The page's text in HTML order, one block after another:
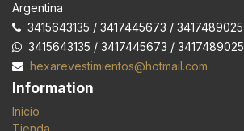
Argentina
3415643135 / 3417445673 / 3417489025
3415643135 / 3417445673 / 3417489025
hexarevestimientos@hotmail.com
Information
Inicio
Tienda